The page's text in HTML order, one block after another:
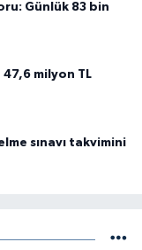
Günlük 83 bin
milyon TL
sınavı takvimini